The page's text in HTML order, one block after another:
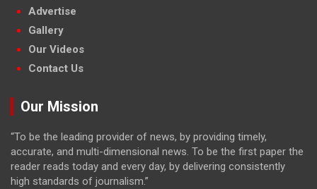
Advertise
Gallery
Our Videos
Contact Us
Our Mission
“To be the leading provider of news, by providing timely,
accurate, and multi-dimensional news. To be the first paper the
reader reads today and every day, by delivering consistently
high standards of journalism.”